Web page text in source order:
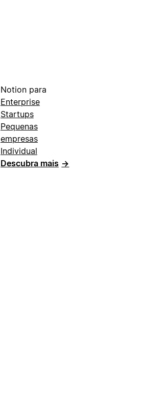
Notion para
Enterprise
Startups
Pequenas
empresas
Individual
Descubra mais →